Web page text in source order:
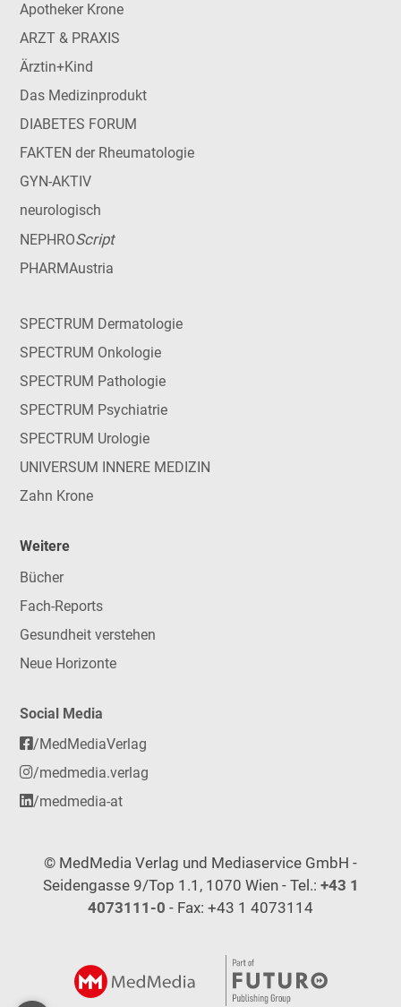
Apotheker Krone
ARZT & PRAXIS
Ärztin+Kind
Das Medizinprodukt
DIABETES FORUM
FAKTEN der Rheumatologie
GYN-AKTIV
neurologisch
NEPHROScript
PHARMAustria
SPECTRUM Dermatologie
SPECTRUM Onkologie
SPECTRUM Pathologie
SPECTRUM Psychiatrie
SPECTRUM Urologie
UNIVERSUM INNERE MEDIZIN
Zahn Krone
Weitere
Bücher
Fach-Reports
Gesundheit verstehen
Neue Horizonte
Social Media
/MedMediaVerlag
/medmedia.verlag
/medmedia-at
© MedMedia Verlag und Mediaservice GmbH -
Seidengasse 9/Top 1.1, 1070 Wien - Tel.: +43 1
4073111-0 - Fax: +43 1 4073114